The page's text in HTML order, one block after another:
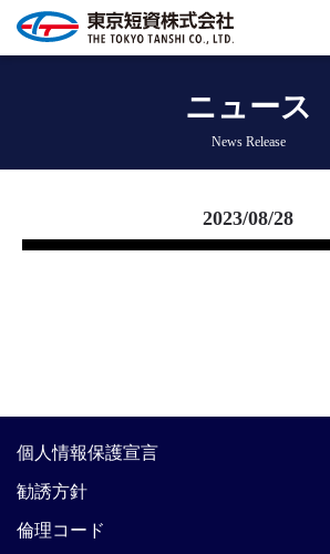
ニュース
News Release
2023/08/28
個人情報保護宣言
勧誘方針
倫理コード